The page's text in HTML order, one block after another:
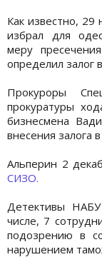
Как известно,
избрал для
меру
определил залог
Прокуроры
прокуратуры
бизнесмена
внесения залога
Альперин 2
СИЗО.
Детективы
числе, 7
подозрению в
нарушением